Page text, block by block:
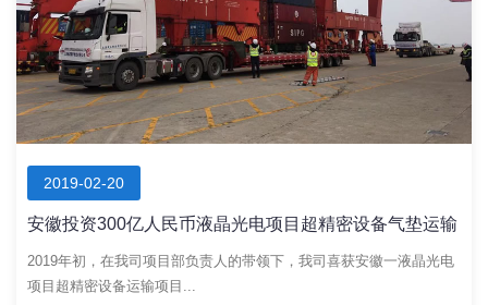
2019-02-20
安徽投资300亿人民币液晶光电项目超精密设备气垫运输
2019年初，在我司项目部负责人的带领下，我司喜获安徽一液晶光电
项目超精密设备运输项目...